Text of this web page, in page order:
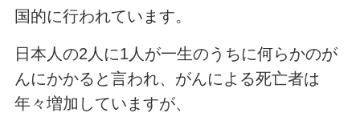
国的に行われています。
日本人の2人に1人が一生のうちに何らかのが
んにかかると言われ、がんによる死亡者は
年々増加していますが、